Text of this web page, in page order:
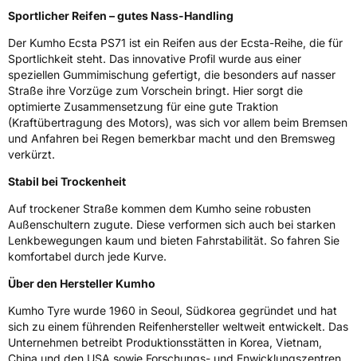
Fahrzeugklasse C1
3PMSF / Schneeflockensymbol / Alpine-SymbolNein
EisgripNein
EPREL ID
Allgemeine Produktsicherheit (GPSR)
Herstellerkontakt
Kumho Tire Europe GmbH, KUMHO TIRE
EUROPE GmbH Strahlenberger Str. 110-112
D-63067 Offenbach Germany, kumhotire.de,
technik@kumhotire.de
Sportlicher Reifen – gutes Nass-Handling
Der Kumho Ecsta PS71 ist ein Reifen aus der Ecsta-Reihe, die für
Sportlichkeit steht. Das innovative Profil wurde aus einer
speziellen Gummimischung gefertigt, die besonders auf nasser
Straße ihre Vorzüge zum Vorschein bringt. Hier sorgt die
optimierte Zusammensetzung für eine gute Traktion
(Kraftübertragung des Motors), was sich vor allem beim Bremsen
und Anfahren bei Regen bemerkbar macht und den Bremsweg
verkürzt.
Stabil bei Trockenheit
Auf trockener Straße kommen dem Kumho seine robusten
Außenschultern zugute. Diese verformen sich auch bei starken
Lenkbewegungen kaum und bieten Fahrstabilität. So fahren Sie
komfortabel durch jede Kurve.
Über den Hersteller Kumho
Kumho Tyre wurde 1960 in Seoul, Südkorea gegründet und hat
sich zu einem führenden Reifenhersteller weltweit entwickelt. Das
Unternehmen betreibt Produktionsstätten in Korea, Vietnam,
China und den USA sowie Forschungs- und Enwicklungszentren